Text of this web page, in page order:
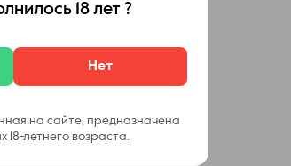
18 лет ?
Нет
на сайте, предназначена
18-летнего возраста.